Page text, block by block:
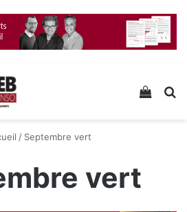
Voir
/ Septembre vert
vert